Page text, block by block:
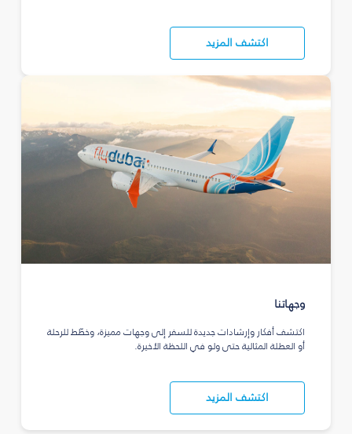
اكتشف المزيد
وجهاتنا
اكتشف أفكار وإرشادات جديدة للسفر إلى وجهات مميزة، وخطّط للرحلة
أو العطلة المثالية حتى ولو في اللحظة الأخيرة.
اكتشف المزيد